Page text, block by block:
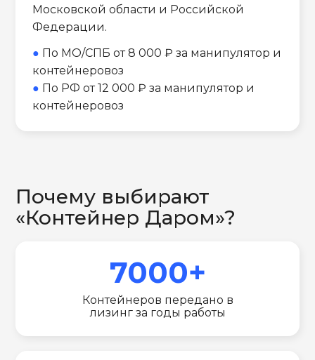
Московской области и Российской
Федерации.
● По МО/СПБ от 8 000 ₽ за манипулятор и
контейнеровоз
● По РФ от 12 000 ₽ за манипулятор и
контейнеровоз
Почему выбирают
«Контейнер Даром»?
7000+
Контейнеров передано в
лизинг за годы работы